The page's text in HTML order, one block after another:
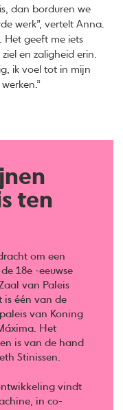
dan borduren we
werk”, vertelt Anna.
Het geeft me iets
en zaligheid erin.
ik voel tot in mijn
ten
om een
18e -eeuwse
van Paleis
is één van de
van Koning
Het
is van de hand
Stinissen.
vindt
in co-